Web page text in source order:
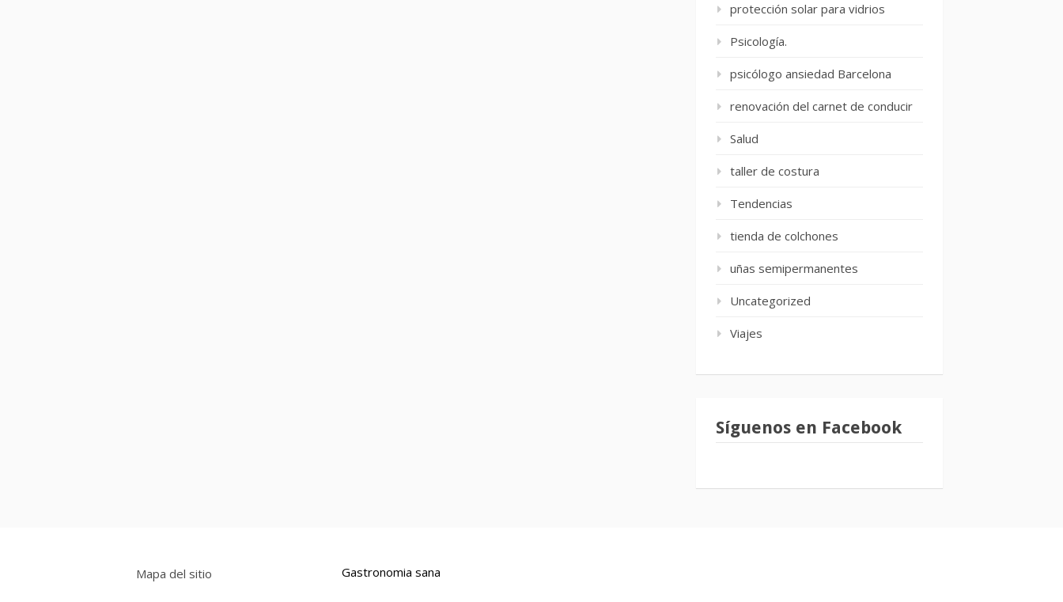
protección solar para vidrios
Psicología.
psicólogo ansiedad Barcelona
renovación del carnet de conducir
Salud
taller de costura
Tendencias
tienda de colchones
uñas semipermanentes
Uncategorized
Viajes
Síguenos en Facebook
Mapa del sitio Gastronomia sana